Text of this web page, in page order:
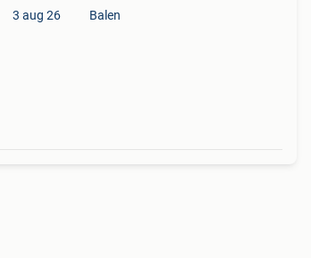
3 aug 26 Balen